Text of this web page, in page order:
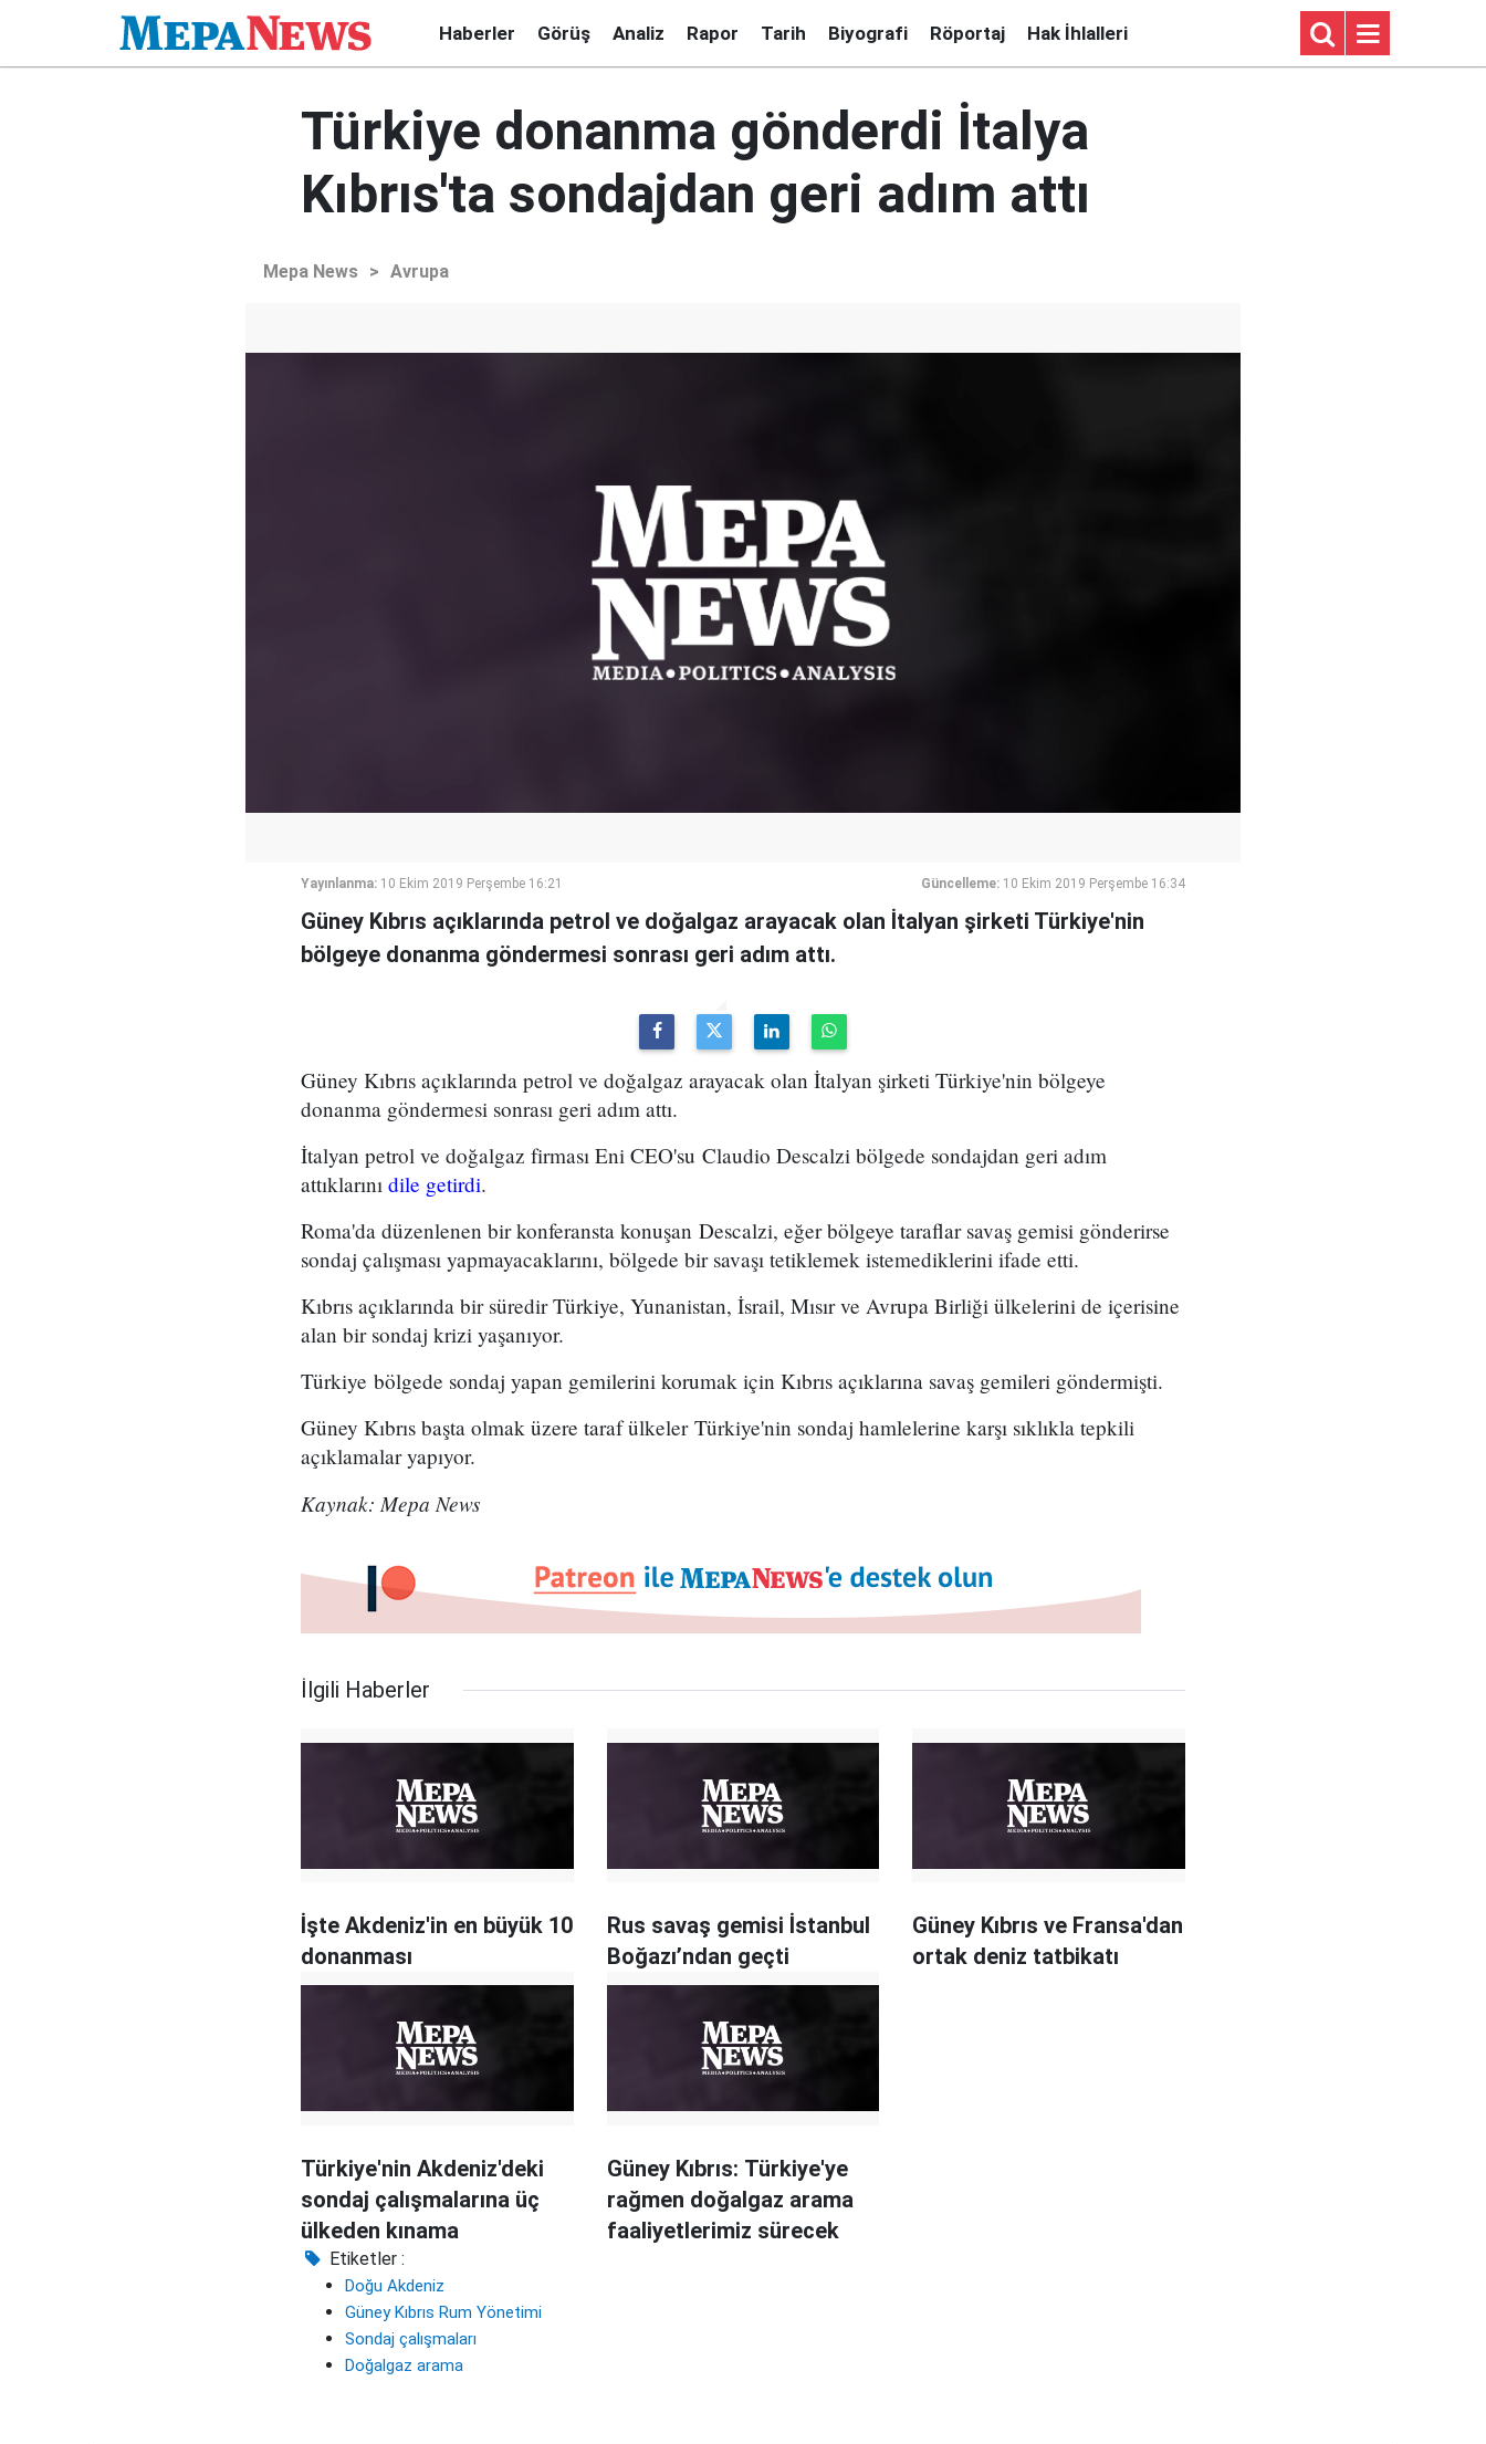
Haberler Görüş Analiz Rapor Tarih Biyografi Röportaj Hak İhlalleri
Türkiye donanma gönderdi İtalya
Kıbrıs'ta sondajdan geri adım attı
Mepa News > Avrupa
Yayınlanma: 10 Ekim 2019 Perşembe 16:21 Güncelleme: 10 Ekim 2019 Perşembe 16:34
Güney Kıbrıs açıklarında petrol ve doğalgaz arayacak olan İtalyan şirketi Türkiye'nin
bölgeye donanma göndermesi sonrası geri adım attı.
Güney Kıbrıs açıklarında petrol ve doğalgaz arayacak olan İtalyan şirketi Türkiye'nin bölgeye
donanma göndermesi sonrası geri adım attı.
İtalyan petrol ve doğalgaz firması Eni CEO'su Claudio Descalzi bölgede sondajdan geri adım
attıklarını dile getirdi.
Roma'da düzenlenen bir konferansta konuşan Descalzi, eğer bölgeye taraflar savaş gemisi gönderirse
sondaj çalışması yapmayacaklarını, bölgede bir savaşı tetiklemek istemediklerini ifade etti.
Kıbrıs açıklarında bir süredir Türkiye, Yunanistan, İsrail, Mısır ve Avrupa Birliği ülkelerini de içerisine
alan bir sondaj krizi yaşanıyor.
Türkiye bölgede sondaj yapan gemilerini korumak için Kıbrıs açıklarına savaş gemileri göndermişti.
Güney Kıbrıs başta olmak üzere taraf ülkeler Türkiye'nin sondaj hamlelerine karşı sıklıkla tepkili
açıklamalar yapıyor.
Kaynak: Mepa News
İlgili Haberler
İşte Akdeniz'in en büyük 10
donanması
Rus savaş gemisi İstanbul
Boğazı’ndan geçti
Güney Kıbrıs ve Fransa'dan
ortak deniz tatbikatı
Türkiye'nin Akdeniz'deki
sondaj çalışmalarına üç
ülkeden kınama
Güney Kıbrıs: Türkiye'ye
rağmen doğalgaz arama
faaliyetlerimiz sürecek
Etiketler :
Doğu Akdeniz
Güney Kıbrıs Rum Yönetimi
Sondaj çalışmaları
Doğalgaz arama